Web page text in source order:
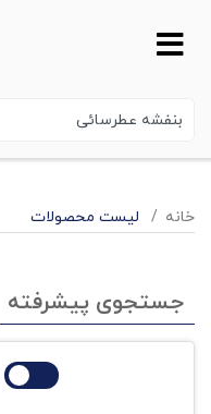
خانه لیست محصولات
جستجوی پیشرفته